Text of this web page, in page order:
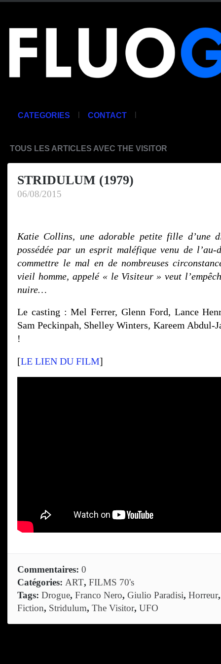
CATEGORIES | CONTACT |
TOUS LES ARTICLES AVEC THE VISITOR
STRIDULUM (1979)
06/08/2015
Katie Collins, une adorable petite fille d’une
possédée par un esprit maléfique venu de
commettre le mal en de nombreuses
vieil homme, appelé « le Visiteur » veut
nuire…
Le casting : Mel Ferrer, Glenn Ford, Lance
Sam Peckinpah, Shelley Winters, Kareem Abdul-
!
[LE LIEN DU FILM]
Commentaires: 0
Catégories: ART, FILMS 70's
Tags: Drogue, Franco Nero, Giulio Paradisi, Horreur
Fiction, Stridulum, The Visitor, UFO